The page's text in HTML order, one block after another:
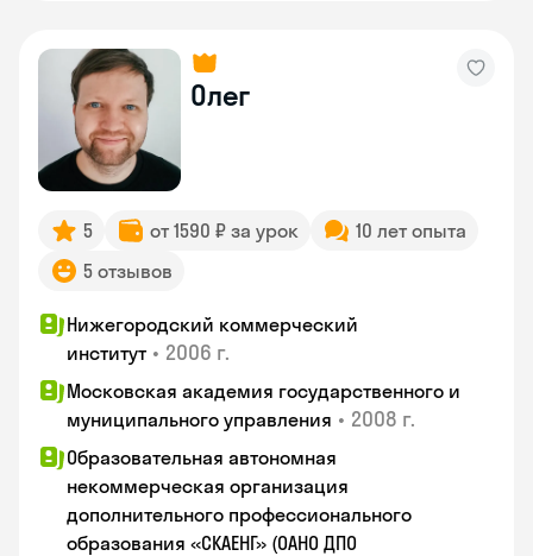
Олег
5 от 1590 ₽ за урок
10 лет опыта
5 отзывов
Нижегородский коммерческий
институт • 2006 г.
Московская академия государственного и
муниципального управления • 2008 г.
Образовательная автономная
некоммерческая организация
дополнительного профессионального
образования «СКАЕНГ» (ОАНО ДПО